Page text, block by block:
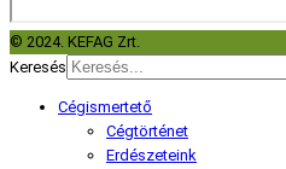
© 2024. KEFAG Zrt.
Keresés
Cégismertető
Cégtörténet
Erdészeteink